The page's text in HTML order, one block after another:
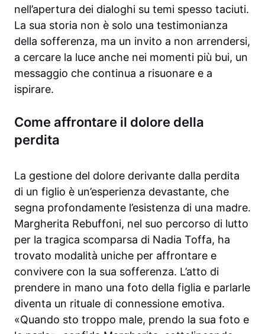
nell’apertura dei dialoghi su temi spesso taciuti.
La sua storia non è solo una testimonianza
della sofferenza, ma un invito a non arrendersi,
a cercare la luce anche nei momenti più bui, un
messaggio che continua a risuonare e a
ispirare.
Come affrontare il dolore della
perdita
La gestione del dolore derivante dalla perdita
di un figlio è un’esperienza devastante, che
segna profondamente l’esistenza di una madre.
Margherita Rebuffoni, nel suo percorso di lutto
per la tragica scomparsa di Nadia Toffa, ha
trovato modalità uniche per affrontare e
convivere con la sua sofferenza. L’atto di
prendere in mano una foto della figlia e parlarle
diventa un rituale di connessione emotiva.
«Quando sto troppo male, prendo la sua foto e